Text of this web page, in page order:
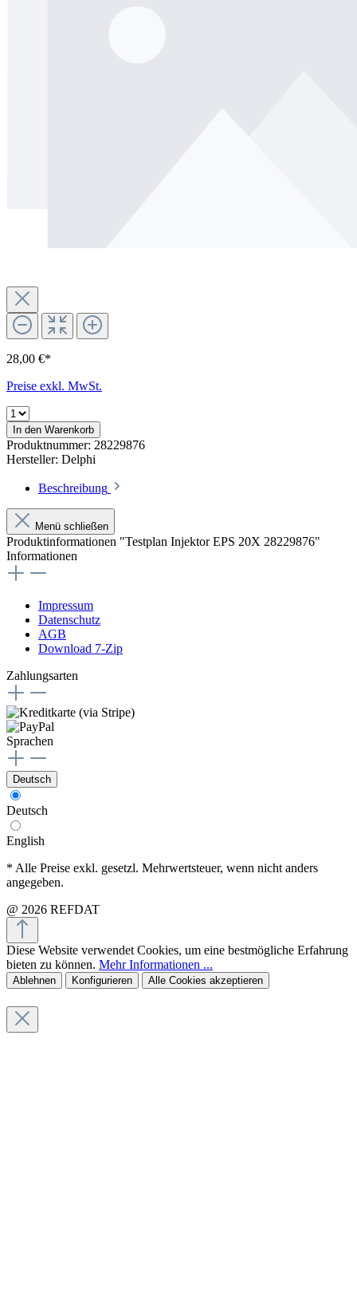
28,00 €*
Preise exkl. MwSt.
In den Warenkorb
Produktnummer: 28229876
Hersteller: Delphi
Beschreibung
Menü schließen
Produktinformationen "Testplan Injektor EPS 20X 28229876"
Informationen
Impressum
Datenschutz
AGB
Download 7-Zip
Zahlungsarten
Sprachen
Deutsch
Deutsch
English
* Alle Preise exkl. gesetzl. Mehrwertsteuer, wenn nicht anders
angegeben.
@ 2026 REFDAT
Diese Website verwendet Cookies, um eine bestmögliche Erfahrung
bieten zu können. Mehr Informationen ...
Ablehnen Konfigurieren Alle Cookies akzeptieren